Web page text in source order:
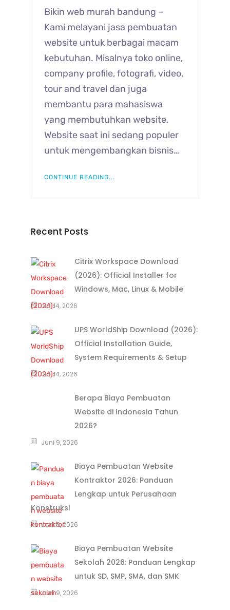
Bikin web murah bandung –
Kami melayani jasa pembuatan
website untuk berbagai macam
kebutuhan. Misalnya toko online,
company profile, fotografi, video,
tour and travel dan juga
membantu para mahasiswa
yang membutuhkan website.
Website saat ini sedang populer
untuk mengembangkan bisnis…
CONTINUE READING...
Recent Posts
Citrix Workspace Download
(2026): Official Installer for
Windows, Mac, Linux & Mobile
Juli 14, 2026
UPS WorldShip Download (2026):
Official Installation Guide,
System Requirements & Setup
Juli 14, 2026
Berapa Biaya Pembuatan
Website di Indonesia Tahun
2026?
Juni 9, 2026
Biaya Pembuatan Website
Kontraktor 2026: Panduan
Lengkap untuk Perusahaan
Konstruksi
Juni 9, 2026
Biaya Pembuatan Website
Sekolah 2026: Panduan Lengkap
untuk SD, SMP, SMA, dan SMK
Juni 9, 2026